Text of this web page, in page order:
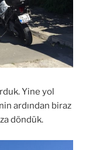
Yine yol
ardından biraz
döndük.